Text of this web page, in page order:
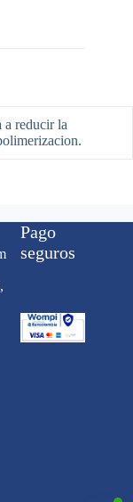
a reducir la
Pago
seguros